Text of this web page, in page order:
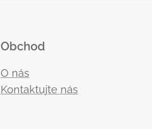
Obchod
O nás
Kontaktujte nás